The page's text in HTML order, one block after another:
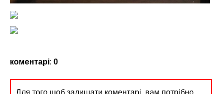
коментарі: 0
Для того щоб залишати коментарі, вам потрібно